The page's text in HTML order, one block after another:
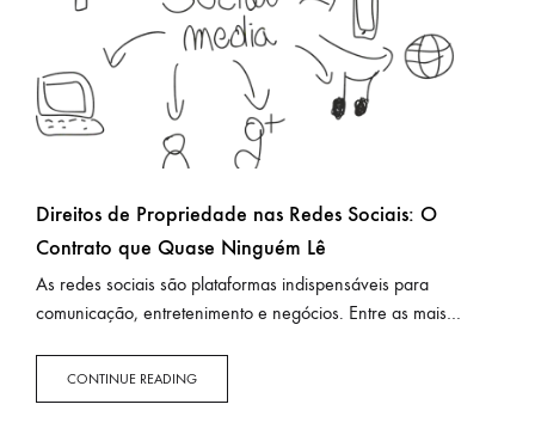
Direitos de Propriedade nas Redes Sociais: O
Contrato que Quase Ninguém Lê
As redes sociais são plataformas indispensáveis para
comunicação, entretenimento e negócios. Entre as mais
Twitter). No entanto, o uso dessas plataformas levanta…
CONTINUE READING